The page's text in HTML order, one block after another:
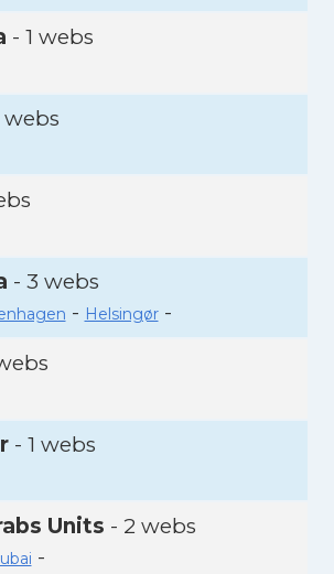
- 1 webs
webs
- 3 webs
- Helsingør-
- 1 webs
Units - 2 webs
-